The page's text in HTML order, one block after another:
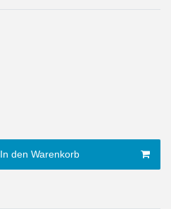
In den Warenkorb